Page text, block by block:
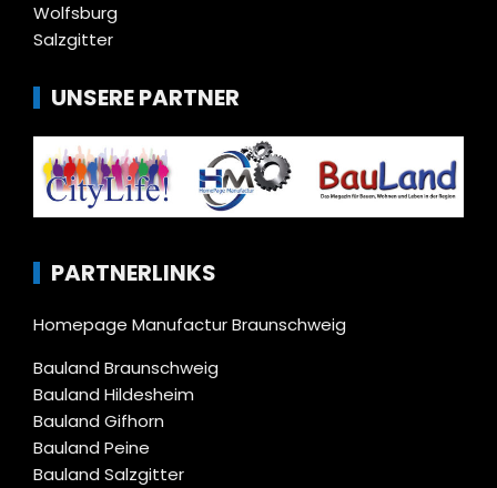
Wolfsburg
Salzgitter
UNSERE PARTNER
PARTNERLINKS
Homepage Manufactur Braunschweig
Bauland Braunschweig
Bauland Hildesheim
Bauland Gifhorn
Bauland Peine
Bauland Salzgitter